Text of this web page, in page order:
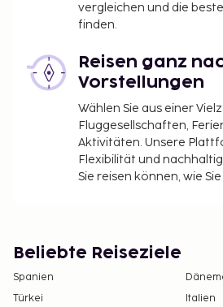
vergleichen und die
finden.
Reisen ganz
Vorstellungen
Wählen Sie aus einer
Fluggesellschaften,
Aktivitäten. Unsere
Flexibilität und
Sie reisen können, wie
Beliebte Reiseziele
Spanien
Türkei
Italien